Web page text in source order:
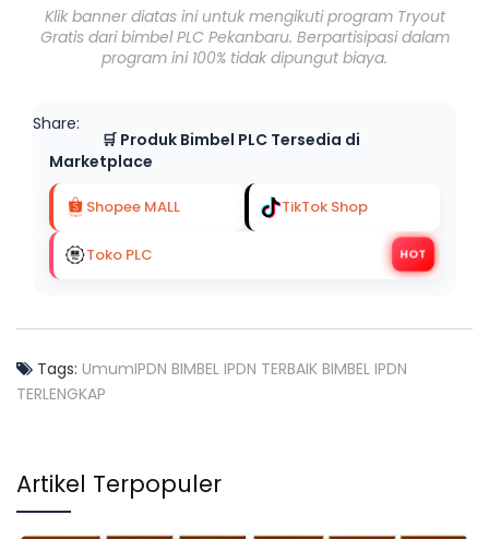
Klik banner diatas ini untuk mengikuti program Tryout
Gratis dari bimbel PLC Pekanbaru. Berpartisipasi dalam
program ini 100% tidak dipungut biaya.
Share:
🛒 Produk Bimbel PLC Tersedia di
Marketplace
Shopee MALL TikTok Shop
HOT
Toko PLC
Tags: UmumIPDN BIMBEL IPDN TERBAIK BIMBEL IPDN
TERLENGKAP
Artikel Terpopuler